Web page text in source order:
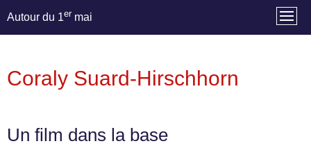
Autour du 1er mai
Coraly Suard-Hirschhorn
Un film dans la base